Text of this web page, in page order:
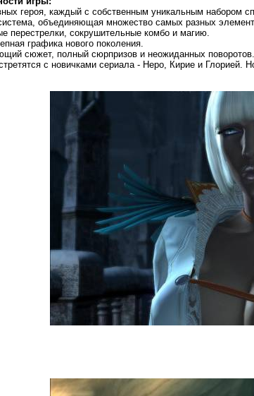
героя, каждый с собственным уникальным набором
объединяющая множество самых разных
перестрелки, сокрушительные комбо и магию.
графика нового поколения.
сюжет, полный сюрпризов и неожиданных
с новичками сериала - Неро, Кирие и Глорией.